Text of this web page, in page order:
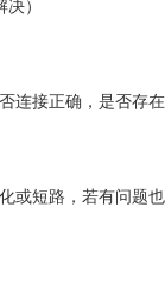
）
连接正确，是否存
或短路，若有问题